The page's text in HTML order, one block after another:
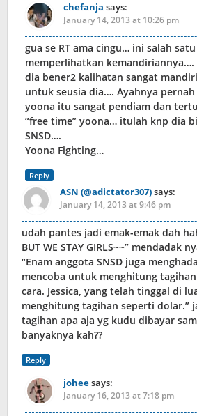
chefanja says:
January 14, 2013 at 10:26 pm
gua se RT ama cingu… ini salah
memperlihatkan kemandiriannya….
dia bener2 kalihatan sangat
untuk seusia dia…. Ayahnya
yoona itu sangat pendiam dan
“free time” yoona… itulah knp dia
SNSD….
Yoona Fighting…
Reply
ASN (@adictator307)says:
January 14, 2013 at 9:46 pm
udah pantes jadi emak-emak dah
BUT WE STAY GIRLS~~” mendadak
“Enam anggota SNSD juga
mencoba untuk menghitung
cara. Jessica, yang telah tinggal di
menghitung tagihan seperti dolar.”
tagihan apa aja yg kudu dibayar
banyaknya kah??
Reply
joheesays:
January 16, 2013 at 7:18 pm